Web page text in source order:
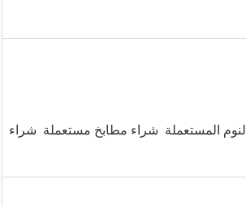
المستعملة شراء مطابخ مستعملة شراء